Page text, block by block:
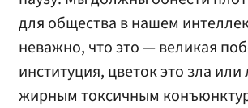
для общества в нашем
неважно, что это — великая
институция, цветок это зла
жирным токсичным